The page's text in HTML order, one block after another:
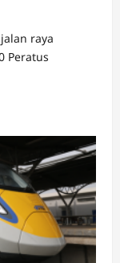
raya
Peratus